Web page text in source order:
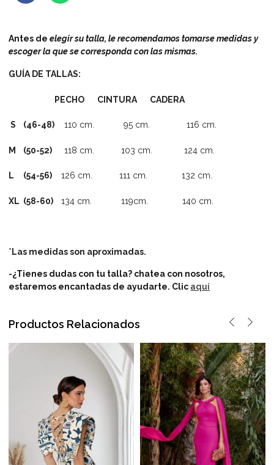
Antes de elegir su talla, le recomendamos tomarse medidas y
escoger la que se corresponda con las mismas.
GUÍA DE TALLAS:
PECHO CINTURA CADERA
S (46-48) 110 cm. 95 cm. 116 cm.
M (50-52) 118 cm. 103 cm. 124 cm.
L (54-56)126 cm. 111 cm. 132 cm.
XL (58-60) 134 cm. 119cm. 140 cm.
* Las medidas son aproximadas.
-¿Tienes dudas con tu talla? chatea con nosotros,
estaremos encantadas de ayudarte. Clic aquí
Productos Relacionados